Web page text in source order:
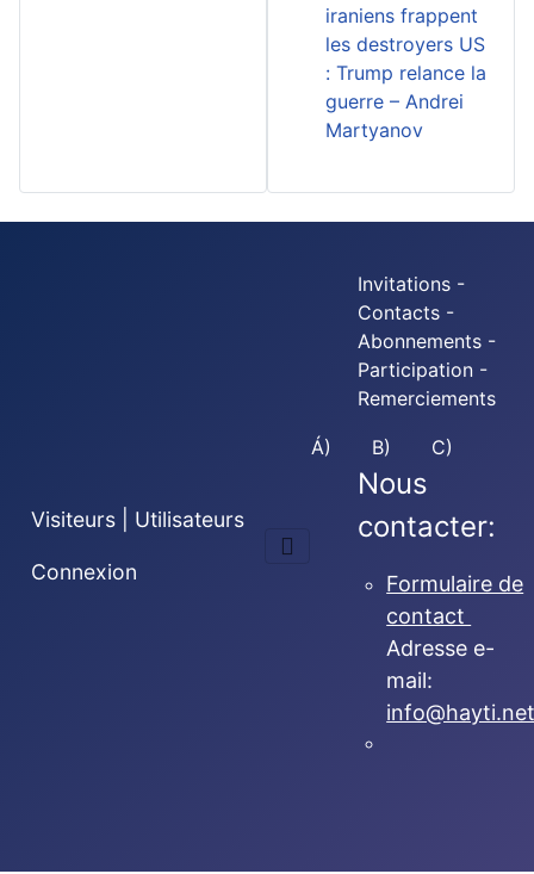
iraniens frappent
les destroyers US
: Trump relance la
guerre – Andrei
Martyanov
Visiteurs | Utilisateurs
Connexion
Invitations -
Contacts -
Abonnements -
Participation -
Remerciements
Á) B) C)
Nous
contacter:
Formulaire de
contact
Adresse e-
mail: